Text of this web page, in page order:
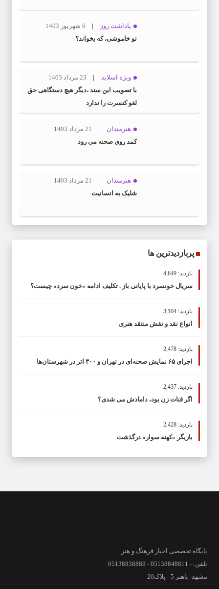
یاداشت روز
6 شهریور 1403
تو خاموشی، که بخواند؟
ویژه اسلاید
23 مرداد 1403
با تصویب این سند ،دیگر هیچ دستگاهی حق
لغو کنسرت را ندارد
هنرمندان
21 مرداد 1403
کمد روی صحنه می رود
هنرمندان
21 مرداد 1403
شلیک به انسانیت
پربازدیدترین ها
بازدید: 4,649
سریال خونسرد با پایانی باز . تکلیف ادامه «خون سرد» چیست؟
بازدید: 3,104
انواع نقد و نقش منتقد هنری
بازدید: 2,478
اجرای ۶۵ نمایش صحنه‌ای در تهران و ۳۰۰ اثر در شهرستان‌ها
بازدید: 2,437
اگر قنات زن بود، دامادش می شدی؟
بازدید: 2,428
بازیگر «کهنه سوار» درگذشت
پایگاه تخصصی اخبار فرهنگ و هنر
تلفن: - 05138848811 - 05138838889
مشهد- باهنر 5 - پلاک20